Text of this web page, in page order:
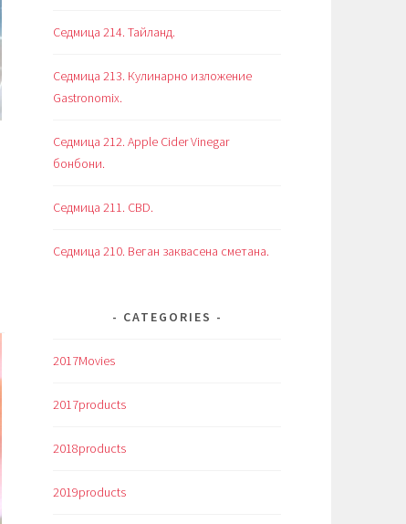
Седмица 214. Тайланд.
Седмица 213. Кулинарно изложение
Gastronomix.
Седмица 212. Apple Cider Vinegar
бонбони.
Седмица 211. CBD.
Седмица 210. Веган заквасена сметана.
CATEGORIES
2017Movies
2017products
2018products
2019products